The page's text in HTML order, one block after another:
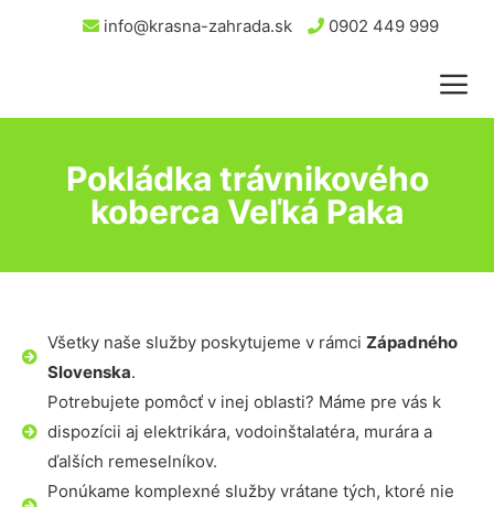
info@krasna-zahrada.sk 0902 449 999
Pokládka trávnikového
koberca Veľká Paka
Všetky naše služby poskytujeme v rámci Západného
Slovenska.
Potrebujete pomôcť v inej oblasti? Máme pre vás k
dispozícii aj elektrikára, vodoinštalatéra, murára a
ďalších remeselníkov.
Ponúkame komplexné služby vrátane tých, ktoré nie